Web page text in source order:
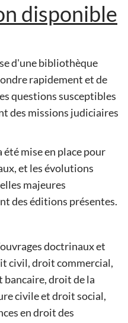
disponible
d'une bibliothèque
rapidement et de
questions susceptibles
des missions judiciaires
mise en place pour
et les évolutions
majeures
des éditions présentes.
doctrinaux et
civil, droit commercial,
droit de la
civile et droit social,
en droit des